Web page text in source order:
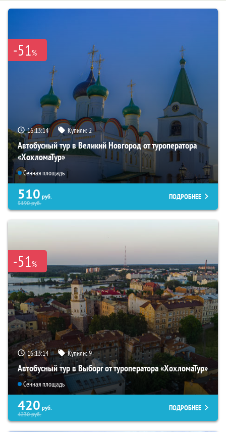
-51%
16:13:12 Купили:2
Автобусный тур в Великий Новгород от туроператора
«ХохломаТур»
Сенная площадь
510 руб.
5190руб.
ПОДРОБНЕЕ
-51%
16:13:12 Купили:9
Автобусный тур в Выборг от туроператора «ХохломаТур»
Сенная площадь
420 руб.
4230руб.
ПОДРОБНЕЕ